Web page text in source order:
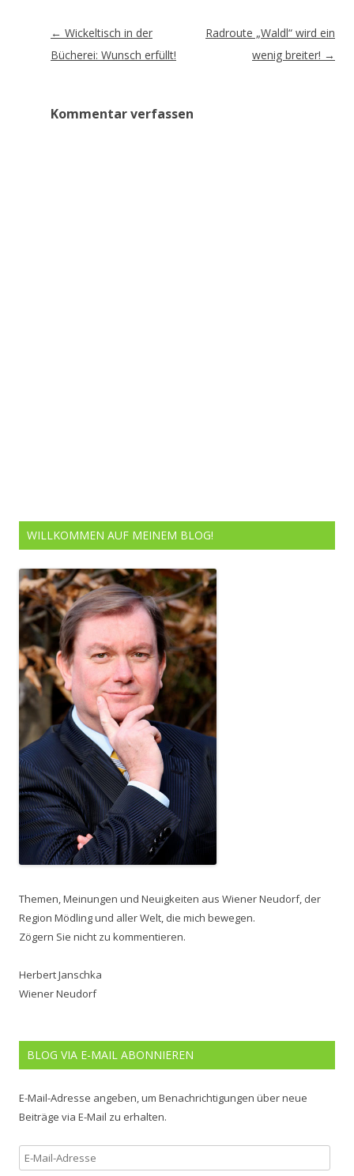
Artikel-
Navigation
← Wickeltisch in der
Bücherei: Wunsch erfüllt!
Radroute „Waldl“ wird ein
wenig breiter! →
Kommentar verfassen
WILLKOMMEN AUF MEINEM BLOG!
Themen, Meinungen und Neuigkeiten aus Wiener Neudorf, der
Region Mödling und aller Welt, die mich bewegen.
Zögern Sie nicht zu kommentieren.
Herbert Janschka
Wiener Neudorf
BLOG VIA E-MAIL ABONNIEREN
E-Mail-Adresse angeben, um Benachrichtigungen über neue
Beiträge via E-Mail zu erhalten.
E-
Mail-